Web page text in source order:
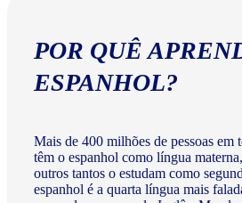
POR QUÊ
ESPANHOL?
Mais de 400 milhões de pessoas em
têm o espanhol como língua
outros tantos o estudam como
espanhol é a quarta língua mais